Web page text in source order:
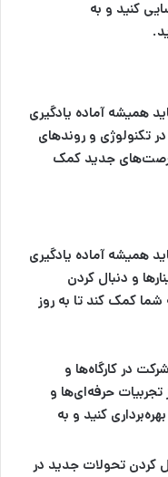
کنید و به
همیشه آماده یادگیری
تکنولوژی و روندهای
فرصت‌های جدید کمک
همیشه آماده یادگیری
و دنبال کردن
کمک کند تا به روز
در کارگاه‌ها و
حرفه‌ای‌ها و
کنید و به
کردن تحولات جدید در